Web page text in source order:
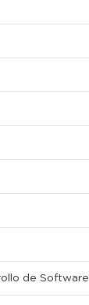
de Software